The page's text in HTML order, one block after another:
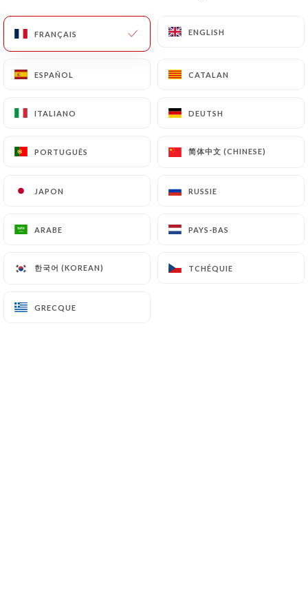
FRANÇAIS ENGLISH
ESPAÑOL CATALAN
ITALIANO DEUTSH
PORTUGUÊS 简体中文 (CHINESE)
JAPON RUSSIE
ARABE PAYS-BAS
한국어 (KOREAN) TCHÉQUIE
GRECQUE
FRANÇAIS ENGLISH
ESPAÑOL CATALAN
ITALIANO DEUTSH
PORTUGUÊS 简体中文 (CHINESE)
JAPON RUSSIE
ARABE PAYS-BAS
한국어 (KOREAN) TCHÉQUIE
GRECQUE